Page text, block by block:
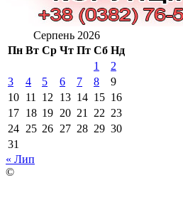
Серпень 2026
Пн Вт Ср Чт Пт Сб Нд
1
2
3
4 5 6 7 8
9
10 11 12 13 14 15 16
17 18 19 20 21 22 23
24 25 26 27 28 29 30
31
« Лип
©